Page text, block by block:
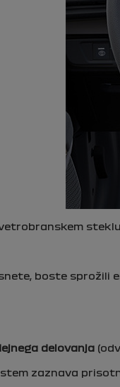
boste sprožili
delovanja
zaznava